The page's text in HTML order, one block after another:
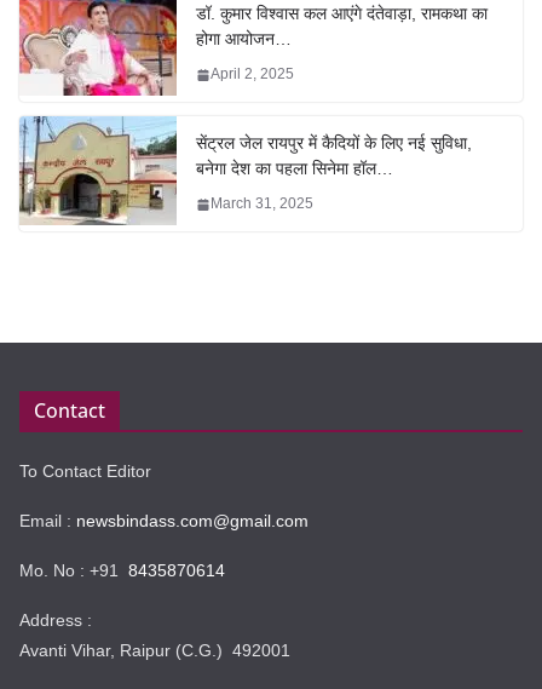
डॉ. कुमार विश्वास कल आएंगे दंतेवाड़ा, रामकथा का
होगा आयोजन…
April 2, 2025
सेंट्रल जेल रायपुर में कैदियों के लिए नई सुविधा,
बनेगा देश का पहला सिनेमा हॉल…
March 31, 2025
Contact
To Contact Editor
Email : newsbindass.com@gmail.com
Mo. No : +91 8435870614
Address :
Avanti Vihar, Raipur (C.G.) 492001